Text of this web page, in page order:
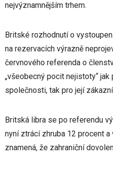
nejvýznamnějším trhem.
Britské rozhodnutí o
na rezervacích výrazně
červnového referenda o
„všeobecný pocit nejistoty“
společnosti, tak pro její
Britská libra se po referendu
nyní ztrácí zhruba 12 procent
znamená, že zahraniční